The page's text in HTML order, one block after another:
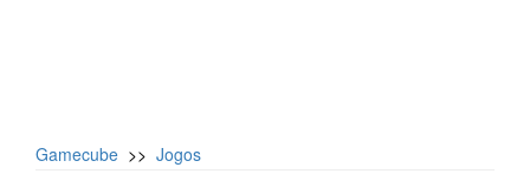
Gamecube >> Jogos